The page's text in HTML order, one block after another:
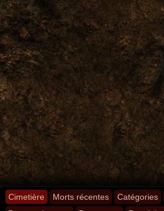
Cimetière Morts récentes Catégories